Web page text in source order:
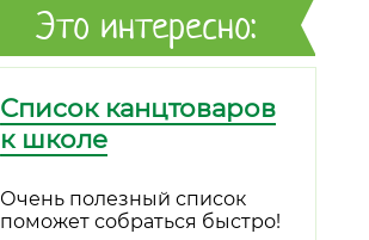
Это интересно:
Список канцтоваров
к школе
Очень полезный список
поможет собраться быстро!